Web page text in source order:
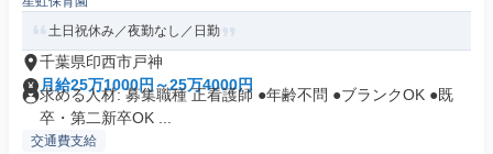
土日祝休み／夜勤なし／日勤
千葉県印西市戸神
月給25万1000円～25万4000円
求める人材: 募集職種 正看護師 ●年齢不問 ●ブランクOK ●既
卒・第二新卒OK ...
交通費支給